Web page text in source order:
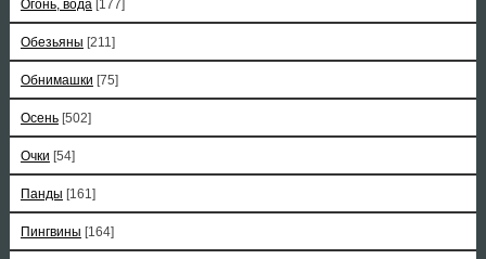
Огонь, вода [177]
Обезьяны [211]
Обнимашки [75]
Осень [502]
Очки [54]
Панды [161]
Пингвины [164]